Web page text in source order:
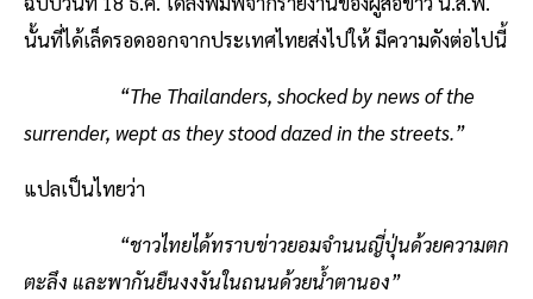
นั้นที่ได้เล็ดรอดออกจากประเทศไทยส่งไปให้ มีความดังต่อไปนี้
“The Thailanders, shocked by news of the
surrender, wept as they stood dazed in the streets.”
แปลเป็นไทยว่า
“ชาวไทยได้ทราบข่าวยอมจำนนญี่ปุ่นด้วยความตก
ตะลึง และพากันยืนงงงันในถนนด้วยน้ำตานอง”